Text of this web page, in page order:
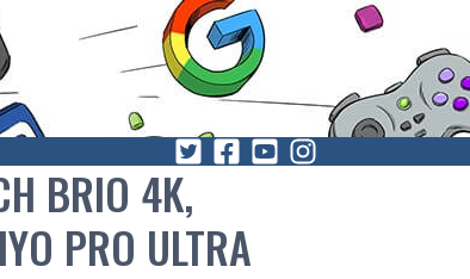
BRIO 4K,
PRO ULTRA